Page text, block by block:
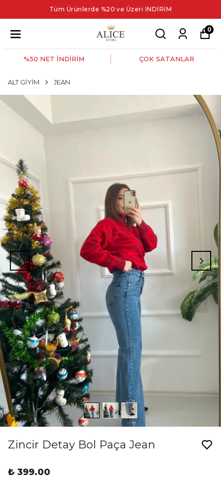
Tüm Ürünlerde %20 ve Üzeri İNDİRİM
0
%50 NET İNDİRİM ÇOK SATANLAR
ALT GİYİM JEAN
Zincir Detay Bol Paça Jean
₺ 399.00